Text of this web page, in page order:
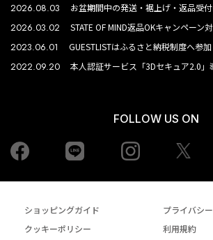
2026.08.03 お盆期間中の発送・裾上げ・返品受付
2026.03.02 STATE OF MIND返品OKキャンペーン
2023.06.01 GUESTLISTはふるさと納税制度へ参加
2022.09.20 本人認証サービス「3Dセキュア2.0」
FOLLOW US ON
Facebook Instagram
ショッピングガイド
プライバシ
クッキーポリシー
利用規約